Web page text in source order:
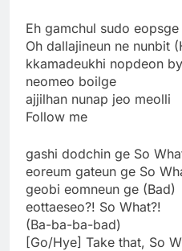
Eh gamchul sudo eopsge
Oh dallajineun ne nunbit
kkamadeukhi nopdeon
neomeo boilge
ajjilhan nunap jeo meolli
Follow me
gashi dodchin ge So
eoreum gateun ge So
geobi eomneun ge (Bad)
eottaeseo?! So What?!
(Ba-ba-ba-bad)
[Go/Hye] Take that, So